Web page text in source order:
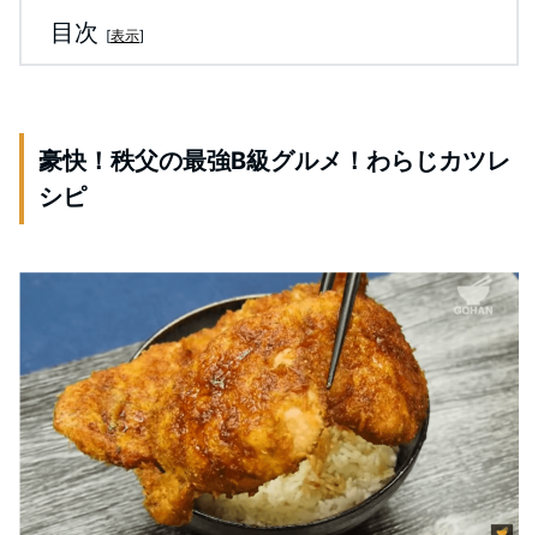
目次 [表示]
豪快！秩父の最強B級グルメ！わらじカツレ
シピ